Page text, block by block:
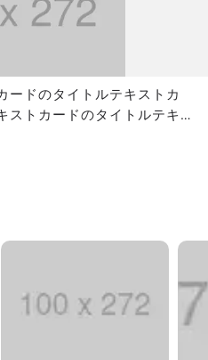
ードのタイトルテキストカ
ストカードのタイトルテキ